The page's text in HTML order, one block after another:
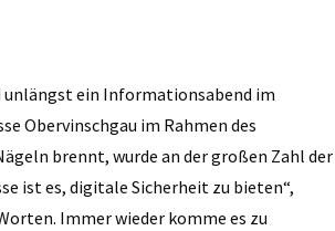
unlängst ein Informationsabend im
Obervinschgau im Rahmen des
brennt, wurde an der großen Zahl der
ist es, digitale Sicherheit zu bieten“,
Immer wieder komme es zu